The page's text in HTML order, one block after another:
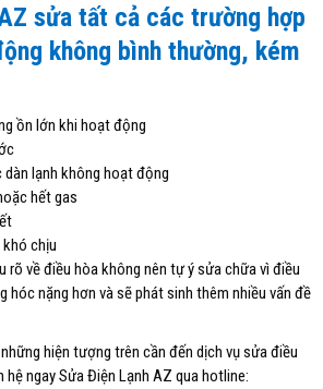
sửa tất cả các trường hợp
không bình thường, kém
ồn lớn khi hoạt động
dàn lạnh không hoạt động
hết gas
chịu
rõ về điều hòa không nên tự ý sửa chữa vì điều
hóc nặng hơn và sẽ phát sinh thêm nhiều vấn đề
hiện tượng trên cần đến dịch vụ sửa điều
hệ ngay Sửa Điện Lạnh AZ qua hotline: